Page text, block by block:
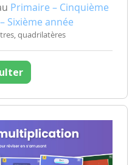
Primaire – Cinquième
Sixième année
quadrilatères